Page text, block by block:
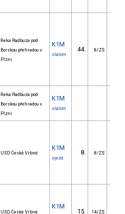
Řeka Radbuza pod
Borskou přehradou v
Plzni
K1M
slalom
44. 8/ZS
Řeka Radbuza pod
Borskou přehradou v
Plzni
K1M
slalom
USD České Vrbné
K1M
sjezd
8. 8/ZS
USD České Vrbné
K1M
15. 14/ZS